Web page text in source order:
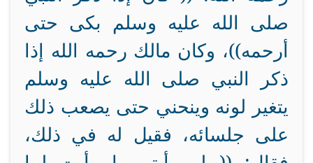
صلى الله عليه وسلم بكى حتى
أرحمه))، وكان مالك رحمه الله إذا
ذكر النبي صلى الله عليه وسلم
يتغير لونه وينحني حتى يصعب ذلك
على جلسائه، فقيل له في ذلك،